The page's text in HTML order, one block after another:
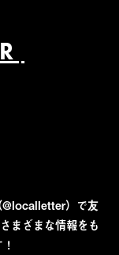
）で友
まざまな情報をも